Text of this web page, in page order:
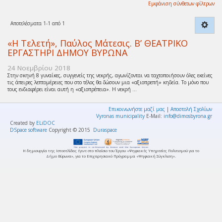
Εμφάνιση σύνθετων φίλτρων
Αποτελέσματα 1-1 από 1
«Η Τελετή», Παύλος Μάτεσις. Β’ ΘΕΑΤΡΙΚΟ
ΕΡΓΑΣΤΗΡΙ ΔΗΜΟΥ ΒΥΡΩΝΑ
24 Νοεμβρίου 2018
Στην σκηνή 8 γυναίκες, συγγενείς της νεκρής, αγωνίζονται να ταχτοποιήσουν όλες εκείνες
τις άπειρες λεπτομέρειες που στο τέλος θα δώσουν μια «αξιοπρεπή» κηδεία. Το μόνο που
τους ενδιαφέρει είναι αυτή η «αξιοπρέπεια». Η νεκρή ...
Επικοινωνήστε μαζί μας | Αποστολή Σχολίων
Vyronas municipality E-Mail: info@dimosbyrona.gr
Created by ELiDOC
DSpace software Copyright © 2015 Duraspace
Η δημιουργία της Ιστοσελίδας έγινε στο πλαίσιο του Έργου «Ψηφιακές Υπηρεσίες Πολιτισμού για το
Δήμο Βύρωνα», για το Επιχειρησιακό Πρόγραμμα «Ψηφιακή Σύγκλιση».